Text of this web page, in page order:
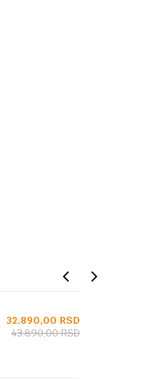
32.890,00 RSD
43.890,00RSD